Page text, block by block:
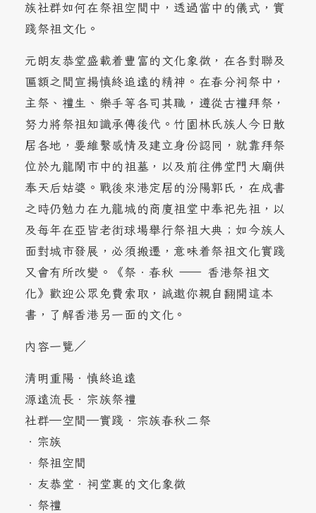
族社群如何在祭祖空間中，透過當中的儀式，實
踐祭祖文化。
元朗友恭堂盛載着豐富的文化象徵，在各對聯及
匾額之間宣揚慎終追遠的精神。在春分祠祭中，
主祭、禮生、樂手等各司其職，遵從古禮拜祭，
努力將祭祖知識承傳後代。竹園林氏族人今日散
居各地，要維繫感情及建立身份認同，就靠拜祭
位於九龍鬧市中的祖墓，以及前往佛堂門大廟供
奉天后姑婆。戰後來港定居的汾陽郭氏，在成書
之時仍勉力在九龍城的商廈祖堂中奉祀先祖，以
及每年在亞皆老街球場舉行祭祖大典；如今族人
面對城市發展，必須搬遷，意味着祭祖文化實踐
又會有所改變。《祭．春秋 —— 香港祭祖文
化》歡迎公眾免費索取，誠邀你親自翻開這本
書，了解香港另一面的文化。
內容一覽／
清明重陽．慎終追遠
源遠流長．宗族祭禮
社群—空間—實踐．宗族春秋二祭
．宗族
．祭祖空間
．友恭堂．祠堂裏的文化象徵
．祭禮